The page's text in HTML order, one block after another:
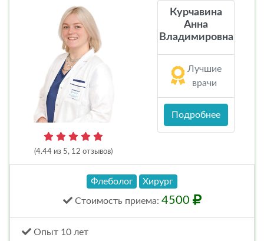
(4.44 из 5, 12 отзывов)
Курчавина
Анна
Владимировна
Лучшие
врачи
Подробнее
Флеболог Хирург
Стоимость приема: 4500
Опыт 10 лет